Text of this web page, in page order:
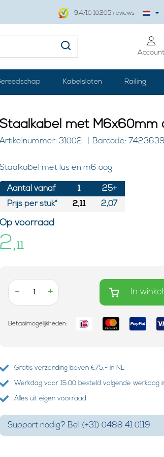
9.4/10 10205 reviews
Account
Kabelsloten Railing
Staalkabel met M6x60mm
Artikelnummer: 31002 Barcode:
Staalkabel met lus en m6 oog
Aantal vanaf
Prijs per stuk*
1
2,11
25+
2,07
Op voorraad
2,11
- + In
Betaalmogelijkheden:
Gratis verzending boven €75,- in NL
Werkdag voor 15:00 besteld volgende werkdag
Alles uit eigen voorraad
Support nodig? Bel (+31) 0488 41 0119